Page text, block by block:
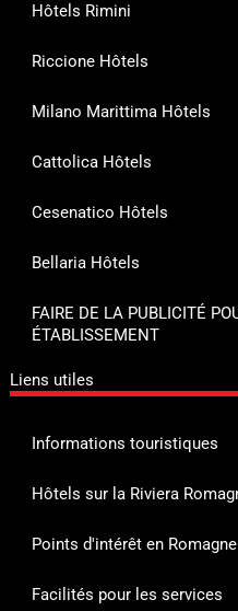
Hôtels Rimini
Riccione Hôtels
Milano Marittima Hôtels
Cattolica Hôtels
Cesenatico Hôtels
Bellaria Hôtels
FAIRE DE LA PUBLICITÉ
ÉTABLISSEMENT
Liens utiles
Informations touristiques
Hôtels sur la Riviera
Points d'intérêt en Romagne
Facilités pour les services